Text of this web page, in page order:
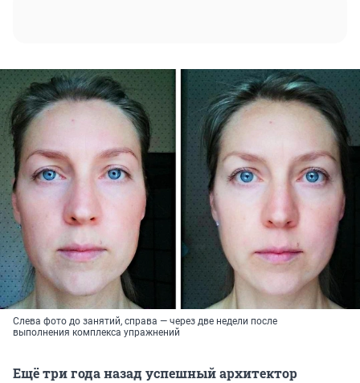
Слева фото до занятий, справа — через две недели после
выполнения комплекса упражнений
Ещё три года назад успешный архитектор